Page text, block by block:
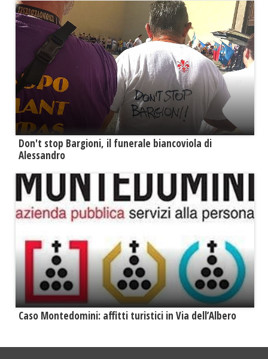
Don't stop Bargioni, il funerale biancoviola di
Alessandro
Caso Montedomini: affitti turistici in Via dell’Albero